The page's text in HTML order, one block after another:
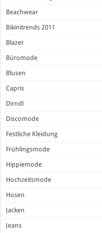
Beachwear
Bikinitrends 2011
Blazer
Büromode
Blusen
Capris
Dirndl
Discomode
Festliche Kleidung
Frühlingsmode
Hippiemode
Hochzeitsmode
Hosen
Jacken
Jeans